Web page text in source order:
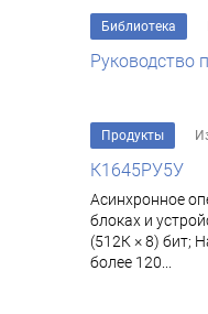
Библиотека
Руководство
Продукты
К1645РУ5У
Асинхронное
блоках и
(512К × 8) бит;
более 120...